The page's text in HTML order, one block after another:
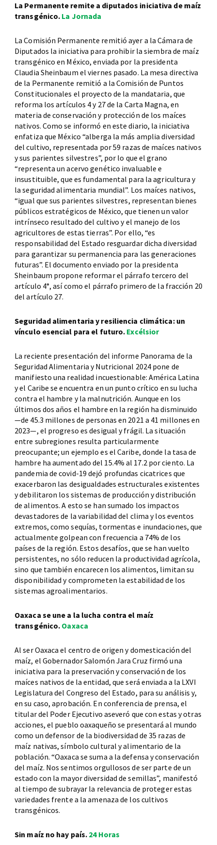
La Permanente remite a diputados iniciativa de maíz
transgénico. La Jornada
La Comisión Permanente remitió ayer a la Cámara de
Diputados la iniciativa para prohibir la siembra de maíz
transgénico en México, enviada por la presidenta
Claudia Sheinbaum el viernes pasado. La mesa directiva
de la Permanente remitió a la Comisión de Puntos
Constitucionales el proyecto de la mandataria, que
reforma los artículos 4 y 27 de la Carta Magna, en
materia de conservación y protección de los maíces
nativos. Como se informó en este diario, la iniciativa
enfatiza que México “alberga la más amplia diversidad
del cultivo, representada por 59 razas de maíces nativos
y sus parientes silvestres”, por lo que el grano
“representa un acervo genético invaluable e
insustituible, que es fundamental para la agricultura y
la seguridad alimentaria mundial”. Los maíces nativos,
“igual que sus parientes silvestres, representan bienes
públicos estratégicos de México, que tienen un valor
intrínseco resultado del cultivo y el manejo de los
agricultores de estas tierras”. Por ello, “es
responsabilidad del Estado resguardar dicha diversidad
para garantizar su permanencia para las generaciones
futuras”. El documento enviado por la presidenta
Sheinbaum propone reformar el párrafo tercero del
artículo 4°, así como el párrafo primero de la fracción 20
del artículo 27.
Seguridad alimentaria y resiliencia climática: un
vínculo esencial para el futuro. Excélsior
La reciente presentación del informe Panorama de la
Seguridad Alimentaria y Nutricional 2024 pone de
manifiesto una realidad incuestionable: América Latina
y el Caribe se encuentra en un punto crítico en su lucha
contra el hambre y la malnutrición. Aunque en los
últimos dos años el hambre en la región ha disminuido
—de 45.3 millones de personas en 2021 a 41 millones en
2023—, el progreso es desigual y frágil. La situación
entre subregiones resulta particularmente
preocupante; un ejemplo es el Caribe, donde la tasa de
hambre ha aumentado del 15.4% al 17.2 por ciento. La
pandemia de covid-19 dejó profundas cicatrices que
exacerbaron las desigualdades estructurales existentes
y debilitaron los sistemas de producción y distribución
de alimentos. A esto se han sumado los impactos
devastadores de la variabilidad del clima y los eventos
extremos, como sequías, tormentas e inundaciones, que
actualmente golpean con frecuencia a 74% de los
países de la región. Estos desafíos, que se han vuelto
persistentes, no sólo reducen la productividad agrícola,
sino que también encarecen los alimentos, limitan su
disponibilidad y comprometen la estabilidad de los
sistemas agroalimentarios.
Oaxaca se une a la lucha contra el maíz
transgénico. Oaxaca
Al ser Oaxaca el centro de origen y domesticación del
maíz, el Gobernador Salomón Jara Cruz firmó una
iniciativa para la preservación y conservación de los
maíces nativos de la entidad, que será enviada a la LXVI
Legislatura del Congreso del Estado, para su análisis y,
en su caso, aprobación. En conferencia de prensa, el
titular del Poder Ejecutivo aseveró que con estas y otras
acciones, el pueblo oaxaqueño se presentará al mundo
como un defensor de la biodiversidad de 35 razas de
maíz nativas, símbolo cultural y alimentario de la
población. “Oaxaca se suma a la defensa y conservación
del maíz. Nos sentimos orgullosos de ser parte de un
estado con la mayor diversidad de semillas”, manifestó
al tiempo de subrayar la relevancia de proteger estas
variedades frente a la amenaza de los cultivos
transgénicos.
Sin maíz no hay país. 24 Horas